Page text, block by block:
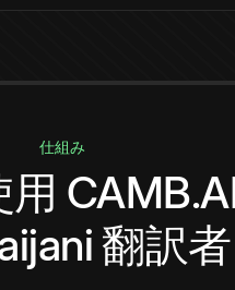
仕組み
用
翻訳者